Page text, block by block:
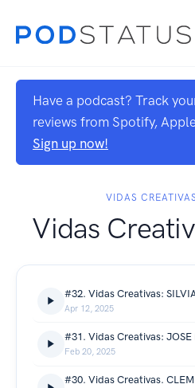
Have a podcast? Track
reviews from Spotify,
Sign up now!
VIDAS
Vidas
#32. Vidas Creativas:
Apr 12, 2025
#31. Vidas Creativas: JOSE
Feb 20, 2025